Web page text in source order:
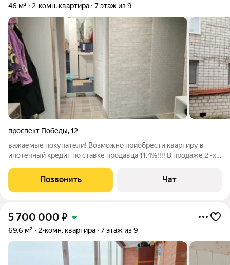
46 м² 2-комн. квартира 7 этаж из 9
проспект Победы,12
важаемые покупатели! Возможно приобрести квартиру в
ипотечный кредит по ставке продавца 11.4%!!!! В продаже 2 -х
теплом доме по адресу Пр. Победы д. 12 48.3 кв.м, 7 этаж. Окна
- пластик, лоджия по
Позвонить Чат
5 700 000 ₽
69,6 м² 2-комн. квартира 7 этаж из 9